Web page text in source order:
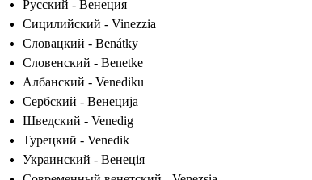
Русский - Венеция
Сицилийский - Vinezzia
Словацкий - Benátky
Словенский - Benetke
Албанский - Venediku
Сербский - Венеција
Шведский - Venedig
Турецкий - Venedik
Украинский - Венеція